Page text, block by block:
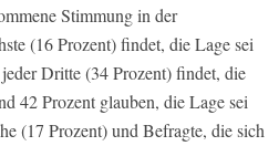
Stimmung in der
(16 Prozent) findet, die Lage sei
Dritte (34 Prozent) findet, die
42 Prozent glauben, die Lage sei
(17 Prozent) und Befragte, die sich